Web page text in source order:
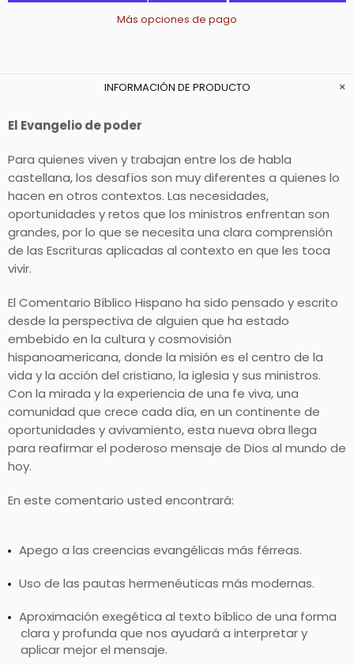
Más opciones de pago
INFORMACIÓN DE PRODUCTO
El Evangelio de poder
Para quienes viven y trabajan entre los de habla
castellana, los desafíos son muy diferentes a quienes lo
hacen en otros contextos. Las necesidades,
oportunidades y retos que los ministros enfrentan son
grandes, por lo que se necesita una clara comprensión
de las Escrituras aplicadas al contexto en que les toca
vivir.
El Comentario Bíblico Hispano ha sido pensado y escrito
desde la perspectiva de alguien que ha estado
embebido en la cultura y cosmovisión
hispanoamericana, donde la misión es el centro de la
vida y la acción del cristiano, la iglesia y sus ministros.
Con la mirada y la experiencia de una fe viva, una
comunidad que crece cada día, en un continente de
oportunidades y avivamiento, esta nueva obra llega
para reafirmar el poderoso mensaje de Dios al mundo de
hoy.
En este comentario usted encontrará:
Apego a las creencias evangélicas más férreas.
Uso de las pautas hermenéuticas más modernas.
Aproximación exegética al texto bíblico de una forma
clara y profunda que nos ayudará a interpretar y
aplicar mejor el mensaje.